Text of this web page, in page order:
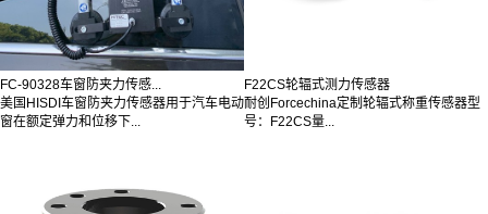
FC-90328车窗防夹力传感...
美国HISDI车窗防夹力传感器用于汽车电动
窗在额定弹力和位移下...
F22CS轮辐式测力传感器
耐创Forcechina定制轮辐式称重传感器型
号：F22CS量...